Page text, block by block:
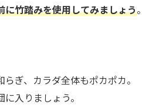
に竹踏みを使用してみましょう。
ぎ、カラダ全体もポカポカ。
入りましょう。